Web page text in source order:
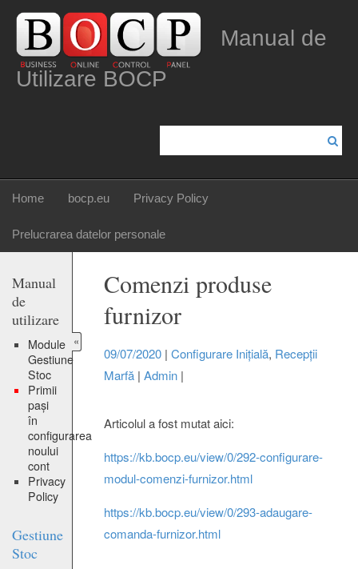
Manual de
Utilizare BOCP
Home bocp.eu Privacy Policy
Prelucrarea datelor personale
Manual
de
utilizare
Module
Gestiune
Stoc
Primii
pași
în
configurarea
noului
cont
Privacy
Policy
Gestiune
Stoc
«
Comenzi produse
furnizor
09/07/2020| Configurare Inițială, Recepții
Marfă| Admin|
Articolul a fost mutat aici:
https://kb.bocp.eu/view/0/292-configurare-
modul-comenzi-furnizor.html
https://kb.bocp.eu/view/0/293-adaugare-
comanda-furnizor.html